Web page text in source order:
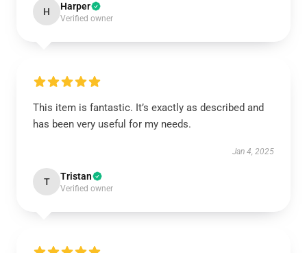
H Harper
Verified owner
This item is fantastic. It’s exactly as described and
has been very useful for my needs.
Jan 4, 2025
T Tristan
Verified owner